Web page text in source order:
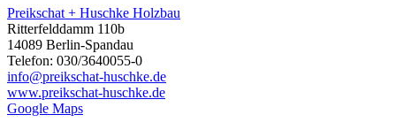
Preikschat + Huschke Holzbau
Ritterfelddamm 110b
14089 Berlin-Spandau
Telefon: 030/3640055-0
info@preikschat-huschke.de
www.preikschat-huschke.de
Google Maps